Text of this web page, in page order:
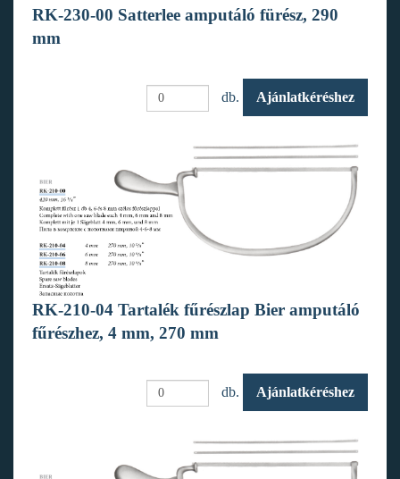
RK-230-00 Satterlee amputáló fürész, 290
mm
db. Ajánlatkéréshez
RK-210-04 Tartalék fűrészlap Bier amputáló
fűrészhez, 4 mm, 270 mm
db. Ajánlatkéréshez